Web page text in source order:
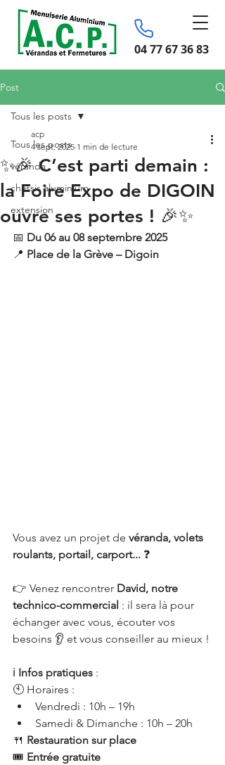
04 77 67 36 83
Post
Tous les posts
véranda
chassis aluminium
extension
Tous les posts
✨🎉 C’est parti demain :
la Foire Expo de DIGOIN
ouvre ses portes ! 🎉✨
acp
4 sept. 2025 1 min de lecture
📅 Du 06 au 08 septembre 2025
📍 Place de la Grève – Digoin
Vous avez un projet de véranda, volets
roulants, portail, carport... ❓
👉 Venez rencontrer David, notre
technico-commercial : il sera là pour
échanger avec vous, écouter vos
besoins 👂 et vous conseiller au mieux !
ℹ️ Infos pratiques :
🕙 Horaires :
Vendredi : 10h – 19h
Samedi & Dimanche : 10h – 20h
🍴 Restauration sur place
🎟️ Entrée gratuite